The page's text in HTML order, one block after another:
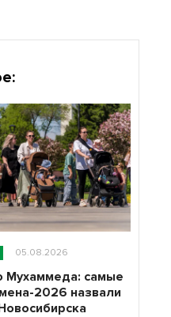
05.08.2026
Мухаммеда: самые
2026 назвали